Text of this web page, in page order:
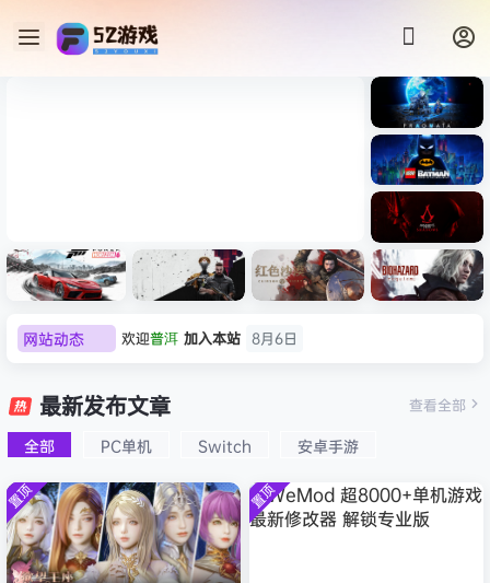
Light ）免安装中文版
《识质存
在/PRAG
MATA》
免安装中
文版
《乐高蝙
蝠侠：黑
暗骑士之
Dark
Creed
拟机
速：地平
线
6（Forza
Horizon
6）免安装
中文版
心/Atomi
c
Heart》
文版
n Desert
HYPERVI
SOR）免
安装中文
版
9：安魂
Requiem
）免安装
中文版
网站动态 欢迎普洱 加入本站 8月6日
欢迎 c***s
欢迎V****y
欢迎j***j 加入本站
8月6日
l***g 签到获取 28 点积分
8月5日
w******g 签到获取 49 点积分
8月4日
欢迎w******g 加入本站
最新发布文章
全部 PC单机 Switch 安卓手游
查看全部
置顶 置顶